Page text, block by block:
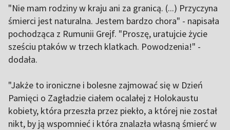
"Nie mam rodziny w kraju ani za granicą. (...) Przyczyna
śmierci jest naturalna. Jestem bardzo chora" - napisała
pochodząca z Rumunii Grejf. "Proszę, uratujcie życie
sześciu ptaków w trzech klatkach. Powodzenia!" -
dodała.
"Jakże to ironiczne i bolesne zajmować się w Dzień
Pamięci o Zagładzie ciałem ocalałej z Holokaustu
kobiety, która przeszła przez piekło, a której nie został
nikt, by ją wspomnieć i która znalazła własną śmierć w